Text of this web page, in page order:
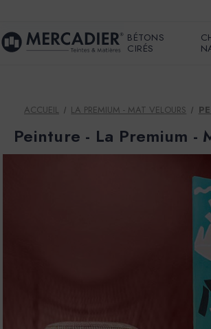
BÉTONS
CIRÉS
ACCUEIL LA PREMIUM - MAT VELOURS
Peinture - La Premium -